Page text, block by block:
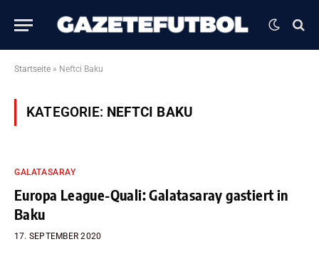
Startseite » Neftci Baku
KATEGORIE: NEFTCI BAKU
GALATASARAY
Europa League-Quali: Galatasaray gastiert in
Baku
17. SEPTEMBER 2020